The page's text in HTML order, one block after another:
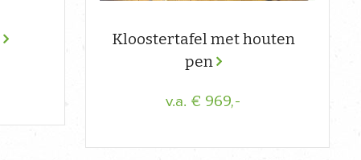
Kloostertafel met houten
pen
v.a. € 969,-